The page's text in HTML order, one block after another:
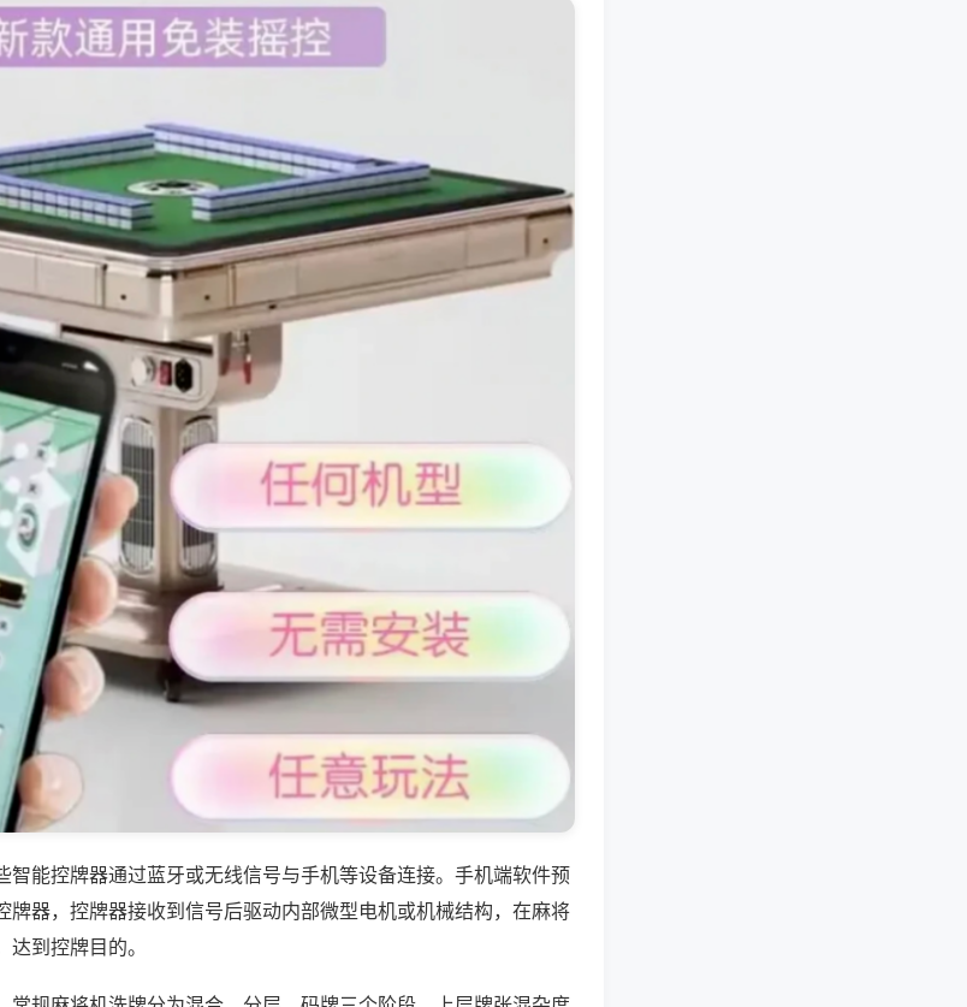
智能控牌器通过蓝牙或无线信号与手机等设备连接。手机端软件预
牌器，控牌器接收到信号后驱动内部微型电机或机械结构，在麻将
到控牌目的。